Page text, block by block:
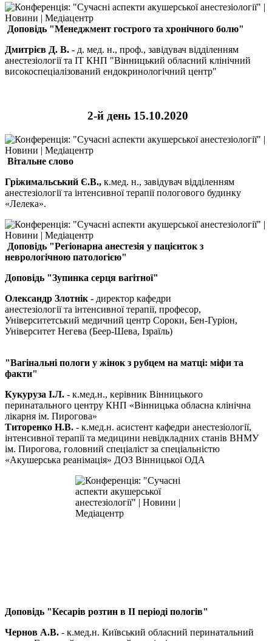
Доповідь "Менеджмент гострого та хронічного болю"
Дмитрієв Д. В. - д. мед. н., проф., завідувач відділенням
анестезіології та ІТ КНП "Вінницький обласний клінічний
високоспеціалізований ендокринологічний центр"
2-й день 15.10.2020
Вітальне слово
Гріжимальський Є.В., к.мед. н., завідувач відділенням
анестезіології та інтенсивної терапії пологового будинку
«Лелека».
Доповідь "Регіонарна анестезія у пацієнток з
неврологічною патологією"
Доповідь "Зупинка серця вагітної"
Олександр Злотнік - директор кафедри
анестезіології та інтенсивної терапії, професор,
Університетський медичний центр Сороки, Бен-Гуріон,
Університет Негева (Беер-Шева, Ізраїль)
"Вагінальні пологи у жінок з рубцем на матці: міфи та
факти"
Кукуруза І.Л. - к.мед.н., керівник Вінницького
перинатального центру КНП «Вінницька обласна клінічна
лікарня ім. Пирогова»
Титоренко Н.В. - к.мед.н. асистент кафедри анестезіології,
інтенсивної терапії та медицини невідкладних станів ВНМУ
ім. Пирогова, головний спеціаліст за спеціальністю
«Акушерська реанімація» ДОЗ Вінницької ОДА
Доповідь "Кесарів розтин в ІІ періоді пологів"
Чернов А.В. - к.мед.н. Київський обласний перинатальний